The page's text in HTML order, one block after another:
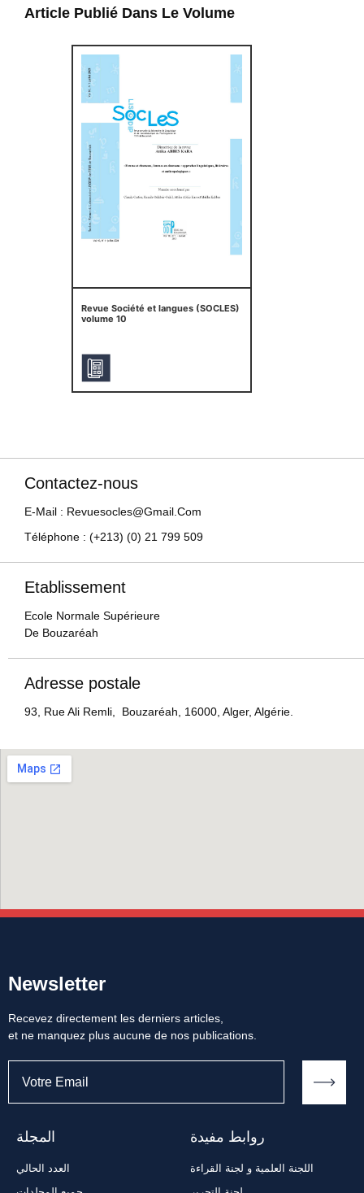
Article Publié Dans Le Volume
Revue Société et langues (SOCLES)
volume 10
Contactez-nous
E-Mail : Revuesocles@gmail.com
Téléphone : (+213) (0) 21 799 509
Etablissement
Ecole Normale Supérieure
De Bouzaréah
Adresse postale
93, Rue Ali Remli, Bouzaréah, 16000, Alger, Algérie.
Newsletter
Recevez directement les derniers articles,
et ne manquez plus aucune de nos publications.
المجلة
العدد الحالي
روابط مفيدة
اللجنة العلمية و لجنة القراءة